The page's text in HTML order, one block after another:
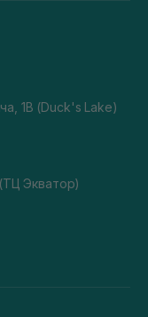
1В (Duck's Lake)
Экватор)